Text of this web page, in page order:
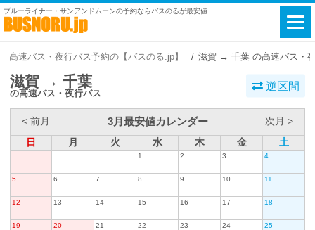
ブルーライナー・サンアンドムーンの予約ならバスのるが最安値
高速バス・夜行バス予約の【バスのる.jp】 滋賀 → 千葉 の高速バス・
滋賀 → 千葉
の高速バス・夜行バス
逆区間
< 前月 3月最安値カレンダー
次月 >
日
月 火 水 木 金 土
1 2 3 4
5 6 7 8 9 10 11
12 13 14 15 16 17 18
19 20 21 22 23 24 25